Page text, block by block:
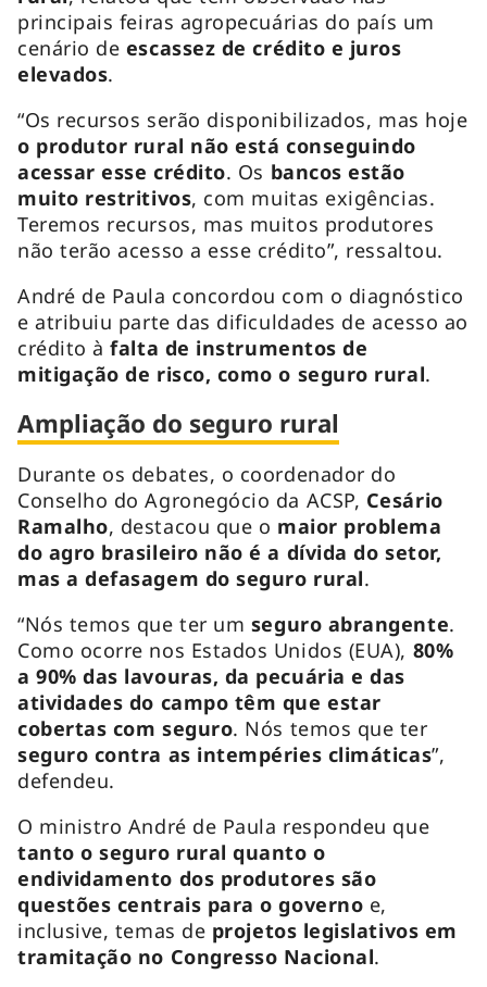
principais feiras agropecuárias do país um
cenário de escassez de crédito e juros
elevados.
“Os recursos serão disponibilizados, mas hoje
o produtor rural não está conseguindo
acessar esse crédito. Os bancos estão
muito restritivos, com muitas exigências.
Teremos recursos, mas muitos produtores
não terão acesso a esse crédito”, ressaltou.
André de Paula concordou com o diagnóstico
e atribuiu parte das dificuldades de acesso ao
crédito à falta de instrumentos de
mitigação de risco, como o seguro rural.
Ampliação do seguro rural
Durante os debates, o coordenador do
Conselho do Agronegócio da ACSP, Cesário
Ramalho, destacou que o maior problema
do agro brasileiro não é a dívida do setor,
mas a defasagem do seguro rural.
“Nós temos que ter um seguro abrangente.
Como ocorre nos Estados Unidos (EUA), 80%
a 90% das lavouras, da pecuária e das
atividades do campo têm que estar
cobertas com seguro. Nós temos que ter
seguro contra as intempéries climáticas”,
defendeu.
O ministro André de Paula respondeu que
tanto o seguro rural quanto o
endividamento dos produtores são
questões centrais para o governo e,
inclusive, temas de projetos legislativos em
tramitação no Congresso Nacional.